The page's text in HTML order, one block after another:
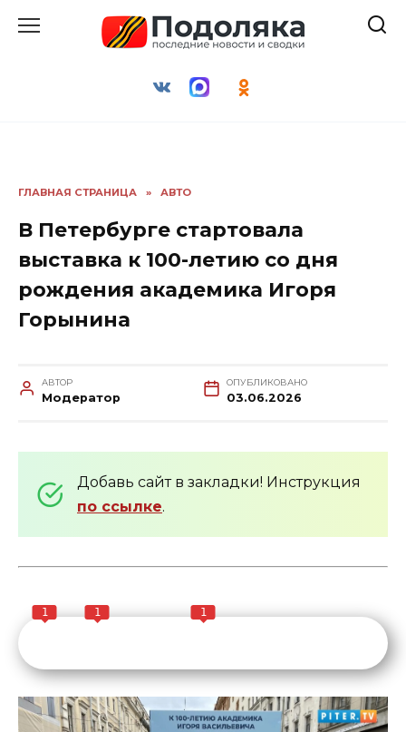
ГЛАВНАЯ СТРАНИЦА » АВТО
В Петербурге стартовала
выставка к 100-летию со дня
рождения академика Игоря
Горынина
АВТОР
Модератор
ОПУБЛИКОВАНО
03.06.2026
Добавь сайт в закладки! Инструкция
по ссылке.
1 1 1